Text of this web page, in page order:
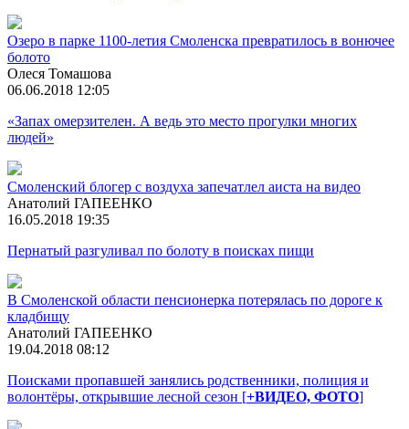
Озеро в парке 1100-летия Смоленска превратилось в вонючее
болото
Олеся Томашова
06.06.2018 12:05
«Запах омерзителен. А ведь это место прогулки многих
людей»
Смоленский блогер с воздуха запечатлел аиста на видео
Анатолий ГАПЕЕНКО
16.05.2018 19:35
Пернатый разгуливал по болоту в поисках пищи
В Смоленской области пенсионерка потерялась по дороге к
кладбищу
Анатолий ГАПЕЕНКО
19.04.2018 08:12
Поисками пропавшей занялись родственники, полиция и
волонтёры, открывшие лесной сезон [+ВИДЕО, ФОТО]